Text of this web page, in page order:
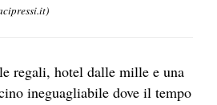
regali, hotel dalle mille e una
ineguagliabile dove il tempo